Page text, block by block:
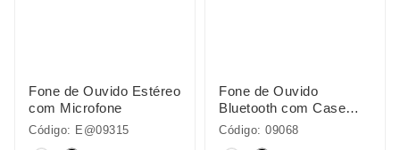
Fone de Ouvido Estéreo
com Microfone
Código: E@09315
Fone de Ouvido
Bluetooth com Case
Carregador
Código: 09068